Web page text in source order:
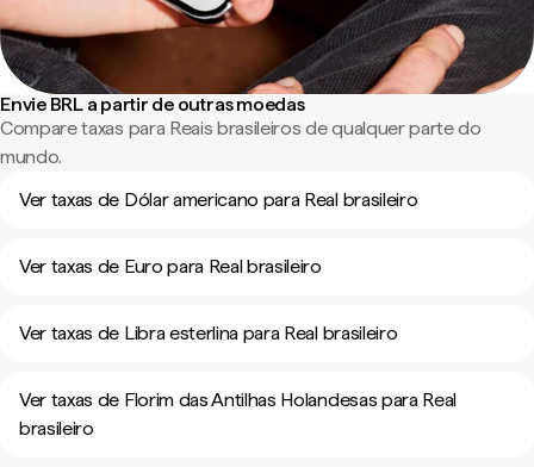
Envie BRL a partir de outras moedas
Compare taxas para Reais brasileiros de qualquer parte do
mundo.
Ver taxas de Dólar americano para Real brasileiro
Ver taxas de Euro para Real brasileiro
Ver taxas de Libra esterlina para Real brasileiro
Ver taxas de Florim das Antilhas Holandesas para Real
brasileiro